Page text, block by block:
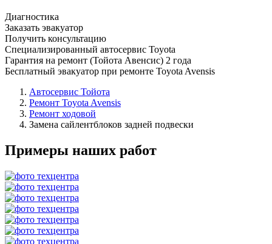
Диагностика
Заказать эвакуатор
Получить консультацию
Специализированный автосервис Toyota
Гарантия на ремонт (Тойота Авенсис) 2 года
Бесплатный эвакуатор при ремонте Toyota Avensis
Автосервис Тойота
Ремонт Toyota Avensis
Ремонт ходовой
Замена сайлентблоков задней подвески
Примеры наших работ